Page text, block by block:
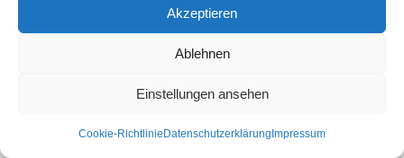
Akzeptieren
Ablehnen
Einstellungen ansehen
Cookie-Richtlinie Datenschutzerklärung Impressum
Datenschutzerklärung
© Öztürk Gazetesi 1986 – 2026